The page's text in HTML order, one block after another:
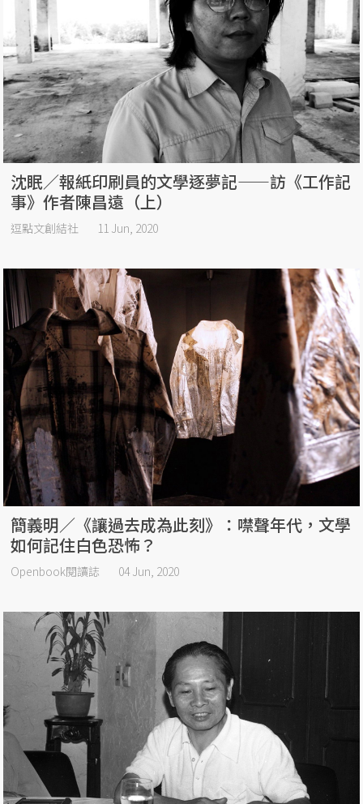
沈眠／報紙印刷員的文學逐夢記——訪《工作記
事》作者陳昌遠（上）
逗點文創結社 11 Jun, 2020
簡義明／《讓過去成為此刻》：噤聲年代，文學
如何記住白色恐怖？
Openbook閱讀誌 04 Jun, 2020